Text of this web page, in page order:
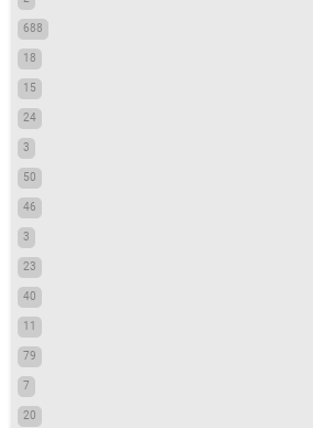
688
18
15
24
3
50
46
3
23
40
11
79
7
20